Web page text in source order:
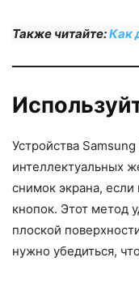
Также читайте:Как
Устройства
интеллектуальных
снимок экрана,
кнопок. Этот метод
плоской
нужно убедиться,